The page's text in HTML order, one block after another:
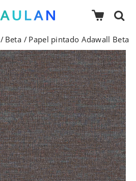
/ Beta / Papel pintado Adawall Beta